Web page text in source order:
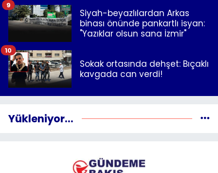
Siyah-beyazlılardan Arkas
binası önünde pankartlı isyan:
"Yazıklar olsun sana İzmir"
9
Sokak ortasında dehşet: Bıçaklı
kavgada can verdi!
10
Yükleniyor...